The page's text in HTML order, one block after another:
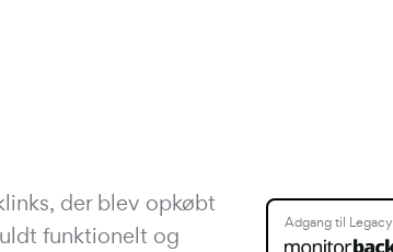
der blev opkøbt
funktionelt og
Adgang til Legacy